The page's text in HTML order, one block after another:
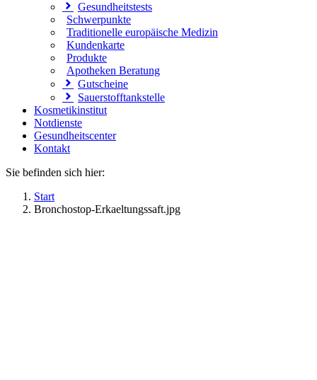
Gesundheitstests
Schwerpunkte
Traditionelle europäische Medizin
Kundenkarte
Produkte
Apotheken Beratung
Gutscheine
Sauerstofftankstelle
Kosmetikinstitut
Notdienste
Gesundheitscenter
Kontakt
Sie befinden sich hier:
Start
Bronchostop-Erkaeltungssaft.jpg